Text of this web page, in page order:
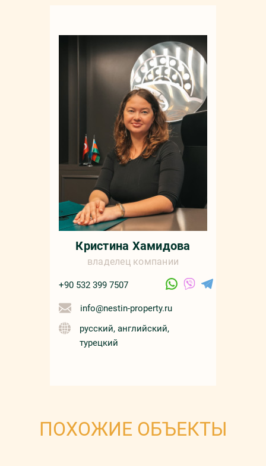
Кристина Хамидова
владелец компании
+90 532 399 7507
info@nestin-property.ru
русский, английский,
турецкий
ПОХОЖИЕ ОБЪЕКТЫ